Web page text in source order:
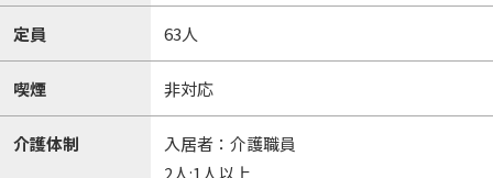
定員 63人
喫煙 非対応
介護体制
入居者：介護職員
2人:1人以上